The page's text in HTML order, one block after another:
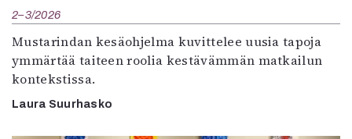
2–3/2026
Mustarindan kesäohjelma kuvittelee uusia tapoja
ymmärtää taiteen roolia kestävämmän matkailun
kontekstissa.
Laura Suurhasko